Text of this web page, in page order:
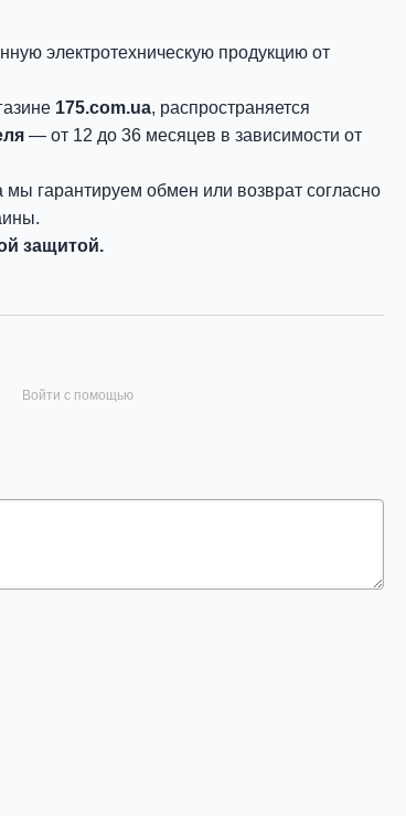
электротехническую продукцию от
175.com.ua, распространяется
— от 12 до 36 месяцев в зависимости от
мы гарантируем обмен или возврат согласно
защитой.
Войти с помощью